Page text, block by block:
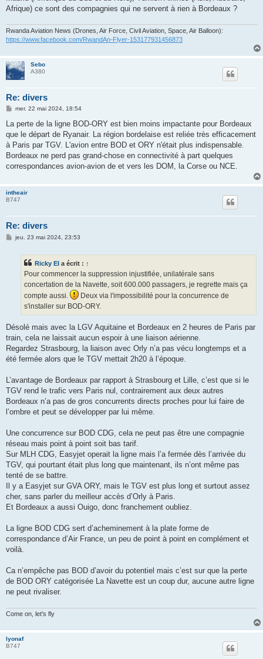
Afrique) ce sont des compagnies qui ne servent à rien à Bordeaux ?
Rwanda Aviation News (Drones, Air Force, Civil Aviation, Space, Air Balloon):
https://www.facebook.com/RwandAn-Flyer-153177931456873
Sebo
A380
Re: divers
M
s
a
g
mer. 22 mai 2024, 18:54
La perte de la ligne BOD-ORY est bien moins impactante pour Bordeaux
que le départ de Ryanair. La région bordelaise est reliée très efficacement
à Paris par TGV. L'avion entre BOD et ORY n'était plus indispensable.
Bordeaux ne perd pas grand-chose en connectivité à part quelques
correspondances avion-avion de et vers les DOM, la Corse ou NCE.
intheair
B747
Re: divers
Mjeu. 23 mai 2024, 23:53
Ricky EI a écrit : ↑
Pour commencer la suppression injustifiée, unilatérale sans
concertation de la Navette, soit 600.000 passagers, je regrette mais ça
compte aussi.
Deux via l'impossibilité pour la concurrence de
s'installer sur BOD-ORY.
Désolé mais avec la LGV Aquitaine et Bordeaux en 2 heures de Paris par
train, cela ne laissait aucun espoir à une liaison aérienne.
Regardez Strasbourg, la liaison avec Orly n’a pas vécu longtemps et a
été fermée alors que le TGV mettait 2h20 à l’époque.
L’avantage de Bordeaux par rapport à Strasbourg et Lille, c’est que si le
TGV rend le trafic vers Paris nul, contrairement aux deux autres
Bordeaux n’a pas de gros concurrents directs proches pour lui faire de
l’ombre et peut se développer par lui même.
Une concurrence sur BOD CDG, cela ne peut pas être une compagnie
réseau mais point à point soit bas tarif.
Sur MLH CDG, Easyjet operait la ligne mais l’a fermée dès l’arrivée du
TGV, qui pourtant était plus long que maintenant, ils n’ont même pas
tenté de se battre.
Il y a Easyjet sur GVA ORY, mais le TGV est plus long et surtout assez
cher, sans parler du meilleur accès d’Orly à Paris.
Et Bordeaux a aussi Ouigo, donc franchement oubliez.
La ligne BOD CDG sert d’acheminement à la plate forme de
correspondance d’Air France, un peu de point à point en complément et
voilà.
Ca n’empêche pas BOD d’avoir du potentiel mais c’est sur que la perte
de BOD ORY catégorisée La Navette est un coup dur, aucune autre ligne
ne peut rivaliser.
Come on, let's fly
lyonaf
B747